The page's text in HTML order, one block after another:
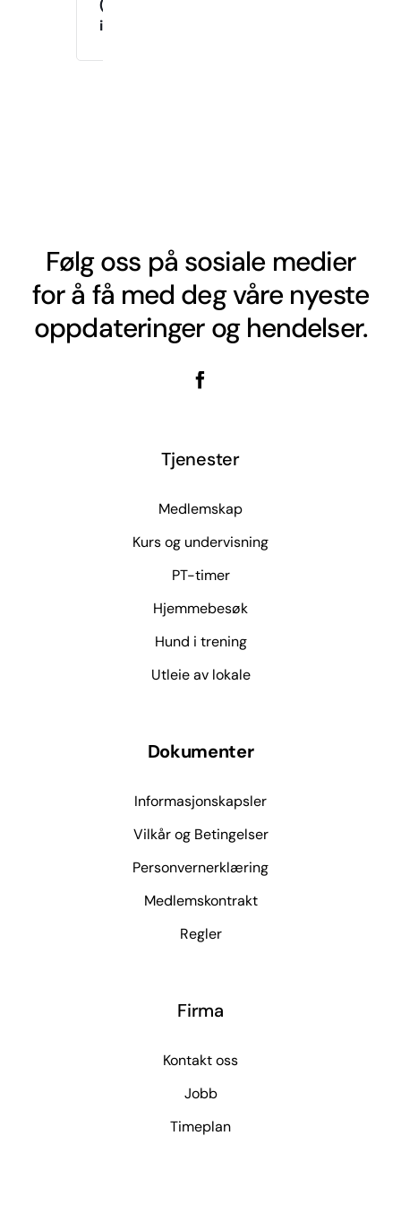
(Drop-
in)
Følg oss på sosiale medier
for å få med deg våre nyeste
oppdateringer og hendelser.
Tjenester
Medlemskap
Kurs og undervisning
PT-timer
Hjemmebesøk
Hund i trening
Utleie av lokale
Dokumenter
Informasjonskapsler
Vilkår og Betingelser
Personvernerklæring
Medlemskontrakt
Regler
Firma
Kontakt oss
Jobb
Timeplan